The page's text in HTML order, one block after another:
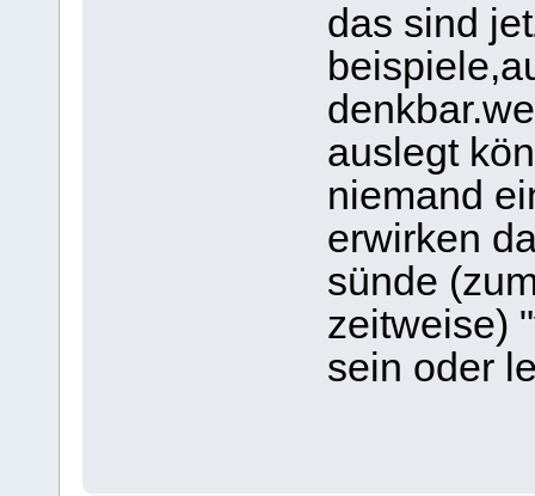
das sind
auslegt
niemand
erwirken
sünde
zeitweise)
sein oder